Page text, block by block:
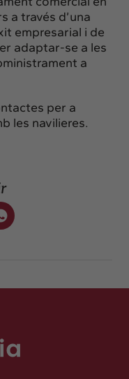
a través d’una
empresarial i de
adaptar-se a les
a
per a
les navilieres.